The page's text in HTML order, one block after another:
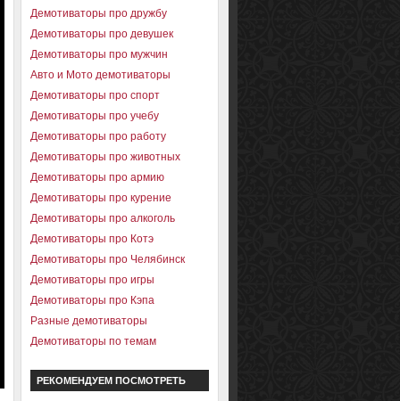
Демотиваторы про дружбу
Демотиваторы про девушек
Демотиваторы про мужчин
Авто и Мото демотиваторы
Демотиваторы про спорт
Демотиваторы про учебу
Демотиваторы про работу
Демотиваторы про животных
Демотиваторы про армию
Демотиваторы про курение
Демотиваторы про алкоголь
Демотиваторы про Котэ
Демотиваторы про Челябинск
Демотиваторы про игры
Демотиваторы про Кэпа
Разные демотиваторы
Демотиваторы по темам
РЕКОМЕНДУЕМ ПОСМОТРЕТЬ